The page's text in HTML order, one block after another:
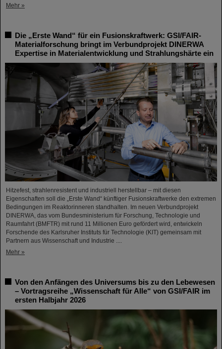
Mehr »
Die „Erste Wand“ für ein Fusionskraftwerk: GSI/FAIR-
Materialforschung bringt im Verbundprojekt DINERWA
Expertise in Materialentwicklung und Strahlungshärte ein
Hitzefest, strahlenresistent und industriell herstellbar – mit diesen
Eigenschaften soll die „Erste Wand“ künftiger Fusionskraftwerke den extremen
Bedingungen im Reaktorinneren standhalten. Im neuen Verbundprojekt
DINERWA, das vom Bundesministerium für Forschung, Technologie und
Raumfahrt (BMFTR) mit rund 11 Millionen Euro gefördert wird, entwickeln
Forschende des Karlsruher Instituts für Technologie (KIT) gemeinsam mit
Partnern aus Wissenschaft und Industrie ....
Mehr »
Von den Anfängen des Universums bis zu den Lebewesen
– Vortragsreihe „Wissenschaft für Alle“ von GSI/FAIR im
ersten Halbjahr 2026